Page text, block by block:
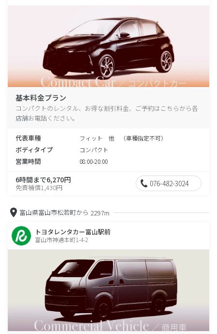
基本料金プラン
コンパクトのレンタル、お得な割引料金、ご予約はこちらから各
店舗お電話ください。
代表車種 フィット 他 （車種指定不可）
ボディタイプ コンパクト
営業時間 08:00-20:00
6時間まで6,270円
免責補償1,430円 076-482-3024
富山県富山市松若町から 2297m
トヨタレンタカー富山駅前
富山市神通本町1-4-2